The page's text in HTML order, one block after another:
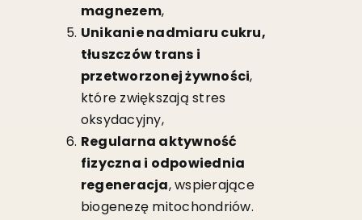
magnezem,
Unikanie nadmiaru cukru,
tłuszczów trans i
przetworzonej żywności,
które zwiększają stres
oksydacyjny,
Regularna aktywność
fizyczna i odpowiednia
regeneracja, wspierające
biogenezę mitochondriów.